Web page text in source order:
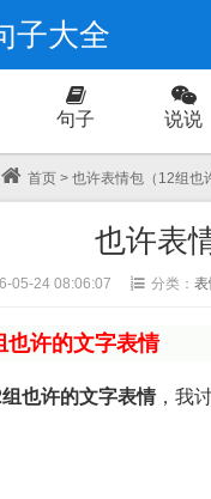
子大全
句子 说说
首页 > 也许表情包（12组也
也许表
05-24 08:06:07 分类：
也许的文字表情
也许的文字表情，我